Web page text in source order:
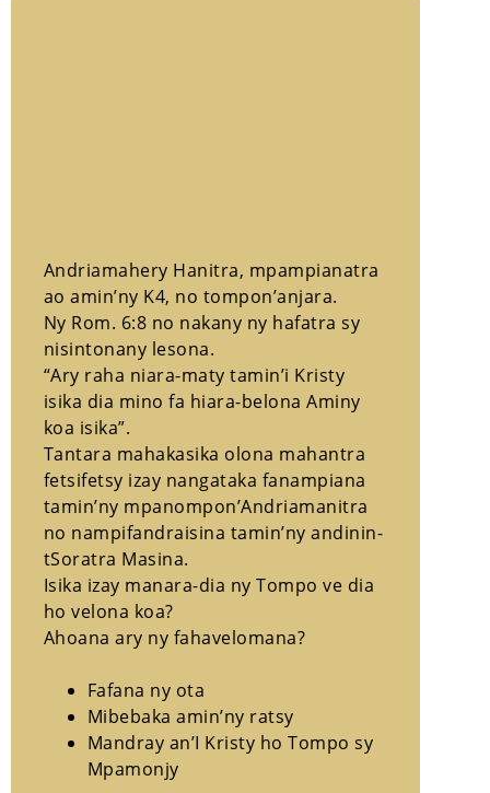
Andriamahery Hanitra, mpampianatra
ao amin’ny K4, no tompon’anjara.
Ny Rom. 6:8 no nakany ny hafatra sy
nisintonany lesona.
“Ary raha niara-maty tamin’i Kristy
isika dia mino fa hiara-belona Aminy
koa isika”.
Tantara mahakasika olona mahantra
fetsifetsy izay nangataka fanampiana
tamin’ny mpanompon’Andriamanitra
no nampifandraisina tamin’ny andinin-
tSoratra Masina.
Isika izay manara-dia ny Tompo ve dia
ho velona koa?
Ahoana ary ny fahavelomana?
Fafana ny ota
Mibebaka amin’ny ratsy
Mandray an’I Kristy ho Tompo sy
Mpamonjy